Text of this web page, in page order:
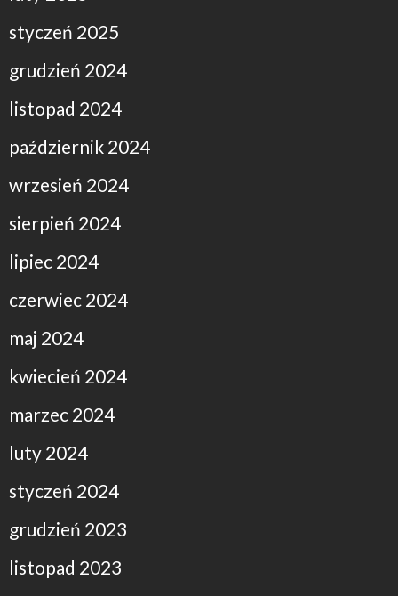
styczeń 2025
grudzień 2024
listopad 2024
październik 2024
wrzesień 2024
sierpień 2024
lipiec 2024
czerwiec 2024
maj 2024
kwiecień 2024
marzec 2024
luty 2024
styczeń 2024
grudzień 2023
listopad 2023